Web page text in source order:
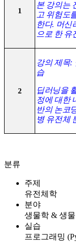
1
본 강의는
고 위험도
한다. 머신
으로 한 유
2
강의 제목:
습
딥러닝을
정에 대한
반의 논코
병 유전체
분류
주제
유전체학
분야
생물학 & 생
실습
프로그래밍